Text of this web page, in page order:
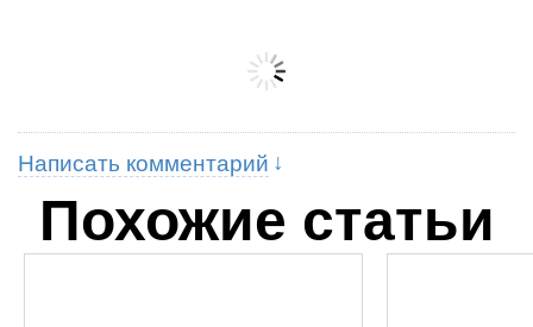
Написать комментарий
Похожие статьи